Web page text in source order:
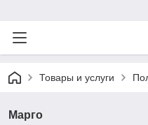
Товары и услуги
Марго